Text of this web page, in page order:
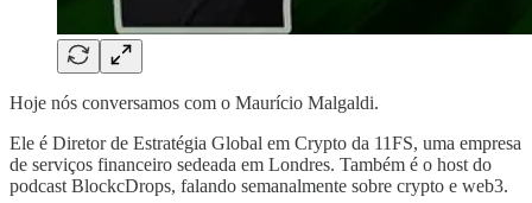
Hoje nós conversamos com o Maurício Malgaldi.
Ele é Diretor de Estratégia Global em Crypto da 11FS, uma empresa
de serviços financeiro sedeada em Londres. Também é o host do
podcast BlockcDrops, falando semanalmente sobre crypto e web3.